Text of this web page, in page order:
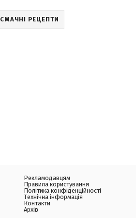
СМАЧНІ РЕЦЕПТИ
Рекламодавцям
Правила користування
Політика конфіденційності
Технічна інформація
Контакти
Архів